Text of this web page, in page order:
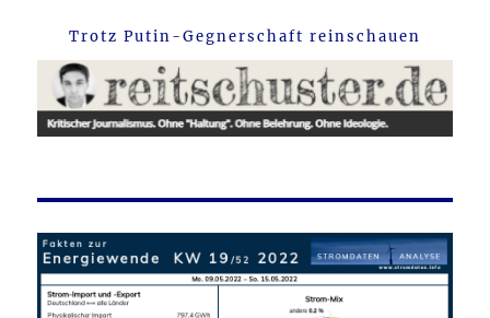
Trotz Putin-Gegnerschaft reinschauen